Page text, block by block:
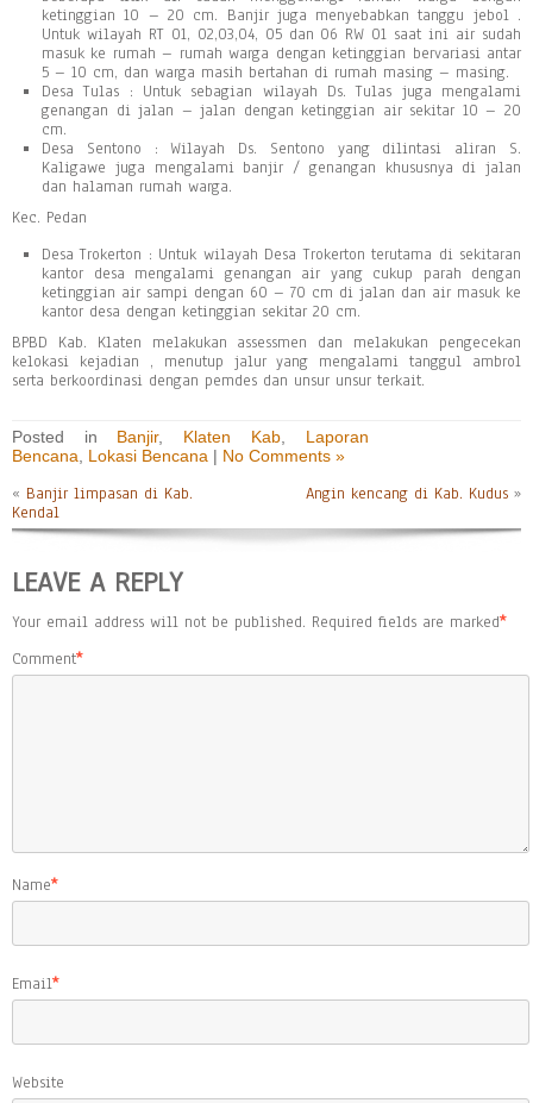
ketinggian 10 – 20 cm. Banjir juga menyebabkan tanggu jebol .
Untuk wilayah RT 01, 02,03,04, 05 dan 06 RW 01 saat ini air sudah
masuk ke rumah – rumah warga dengan ketinggian bervariasi antar
5 – 10 cm, dan warga masih bertahan di rumah masing – masing.
Desa Tulas : Untuk sebagian wilayah Ds. Tulas juga mengalami
genangan di jalan – jalan dengan ketinggian air sekitar 10 – 20
cm.
Desa Sentono : Wilayah Ds. Sentono yang dilintasi aliran S.
Kaligawe juga mengalami banjir / genangan khususnya di jalan
dan halaman rumah warga.
Kec. Pedan
Desa Trokerton : Untuk wilayah Desa Trokerton terutama di sekitaran
kantor desa mengalami genangan air yang cukup parah dengan
ketinggian air sampi dengan 60 – 70 cm di jalan dan air masuk ke
kantor desa dengan ketinggian sekitar 20 cm.
BPBD Kab. Klaten melakukan assessmen dan melakukan pengecekan
kelokasi kejadian , menutup jalur yang mengalami tanggul ambrol
serta berkoordinasi dengan pemdes dan unsur unsur terkait.
Posted in Banjir, Klaten Kab, Laporan
Bencana
Lokasi Bencana | No Comments »
« Banjir limpasan di Kab.
Kendal
Angin kencang di Kab. Kudus »
LEAVE A REPLY
Your email address will not be published. Required fields are marked*
Comment*
Name*
Email*
Website